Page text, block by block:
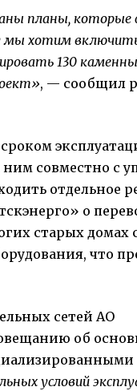
планы, которые
хотим включить
130
, — сообщил
ним совместно с
отдельное
о
старых домах
что
сетей АО
об
условий